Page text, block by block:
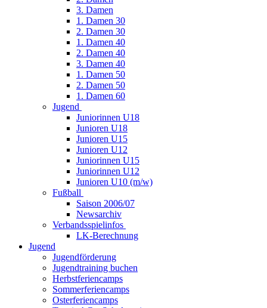
3. Damen
1. Damen 30
2. Damen 30
1. Damen 40
2. Damen 40
3. Damen 40
1. Damen 50
2. Damen 50
1. Damen 60
Jugend
Juniorinnen U18
Junioren U18
Junioren U15
Junioren U12
Juniorinnen U15
Juniorinnen U12
Junioren U10 (m/w)
Fußball
Saison 2006/07
Newsarchiv
Verbandsspielinfos
LK-Berechnung
Jugend
Jugendförderung
Jugendtraining buchen
Herbstferiencamps
Sommerferiencamps
Osterferiencamps